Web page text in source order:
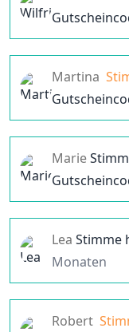
Martina
Marie
Lea Stimme
Monaten
Robert